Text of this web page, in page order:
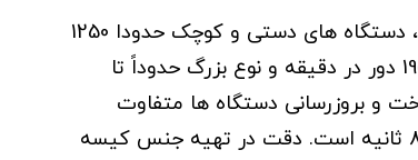
سرعت دوخت دستگاه ها بسته به انتخاب نوع دستگاه متفاوت است، دستگاه های دستی و کوچک حدودا 1250
دور در دقیقه سرعت دارند، دستگاه های با پایه ثابت حدودا 1700 تا 1900 دور در دقیقه و نوع بزرگ حدوداً تا
و بروزرسانی دستگاه ها متفاوت
است. زمان لازم برای دوخت هر سرکیسه نسبت به نوع دستگاه 6 الی 8 ثانیه است. دقت در تهیه جنس کیسه